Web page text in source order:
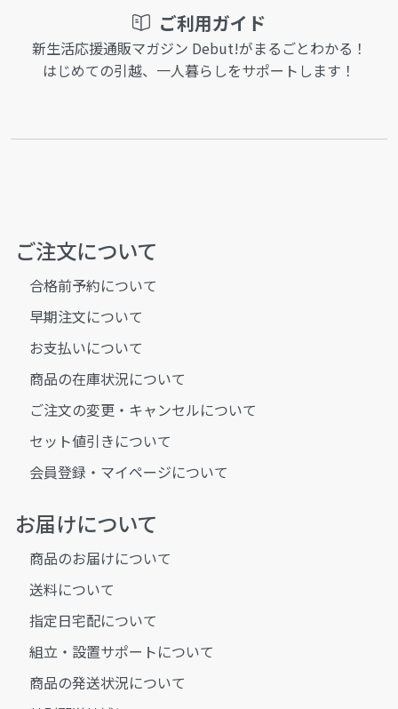
ご利用ガイド
新生活応援通販マガジン Debut!がまるごとわかる！
はじめての引越、一人暮らしをサポートします！
ご注文について
合格前予約について
早期注文について
お支払いについて
商品の在庫状況について
ご注文の変更・キャンセルについて
セット値引きについて
会員登録・マイページについて
お届けについて
商品のお届けについて
送料について
指定日宅配について
組立・設置サポートについて
商品の発送状況について